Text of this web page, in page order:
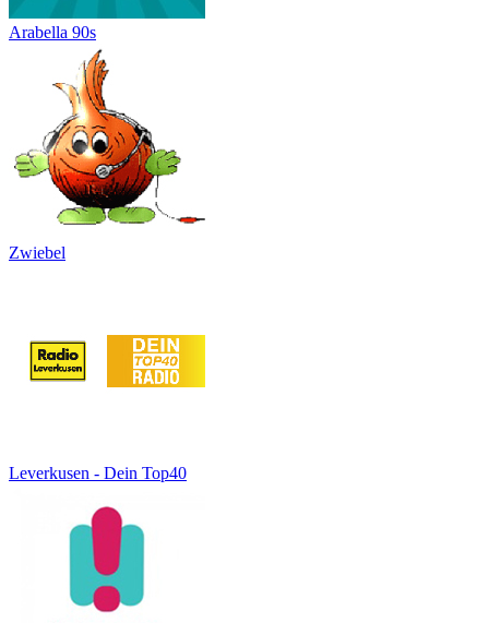
Arabella 90s
Zwiebel
Leverkusen - Dein Top40